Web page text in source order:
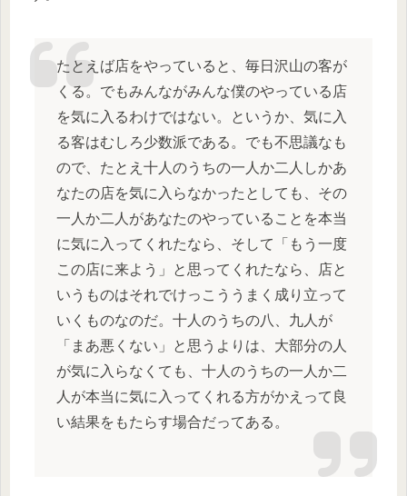
たとえば店をやっていると、毎日沢山の客が
くる。でもみんながみんな僕のやっている店
を気に入るわけではない。というか、気に入
る客はむしろ少数派である。でも不思議なも
ので、たとえ十人のうちの一人か二人しかあ
なたの店を気に入らなかったとしても、その
一人か二人があなたのやっていることを本当
に気に入ってくれたなら、そして「もう一度
この店に来よう」と思ってくれたなら、店と
いうものはそれでけっこううまく成り立って
いくものなのだ。十人のうちの八、九人が
「まあ悪くない」と思うよりは、大部分の人
が気に入らなくても、十人のうちの一人か二
人が本当に気に入ってくれる方がかえって良
い結果をもたらす場合だってある。